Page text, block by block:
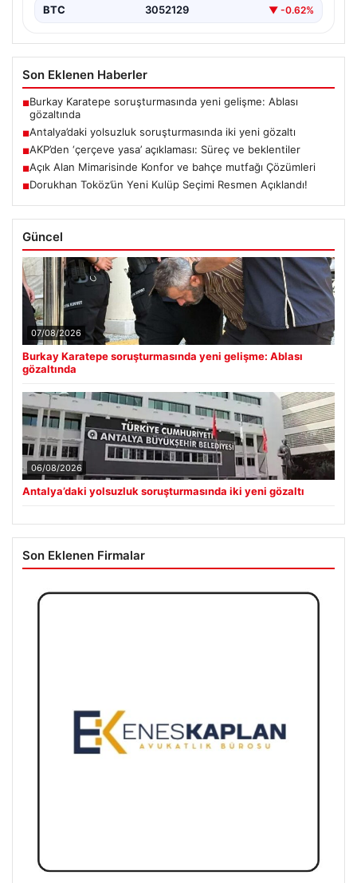
BTC 3052129 ▼ -0.62%
Son Eklenen Haberler
■Burkay Karatepe soruşturmasında yeni gelişme: Ablası
gözaltında
■Antalya’daki yolsuzluk soruşturmasında iki yeni gözaltı
■AKP’den ‘çerçeve yasa’ açıklaması: Süreç ve beklentiler
■Açık Alan Mimarisinde Konfor ve bahçe mutfağı Çözümleri
■Dorukhan Toköz’ün Yeni Kulüp Seçimi Resmen Açıklandı!
Güncel
07/08/2026
Burkay Karatepe soruşturmasında yeni gelişme: Ablası
gözaltında
06/08/2026
Antalya’daki yolsuzluk soruşturmasında iki yeni gözaltı
Son Eklenen Firmalar